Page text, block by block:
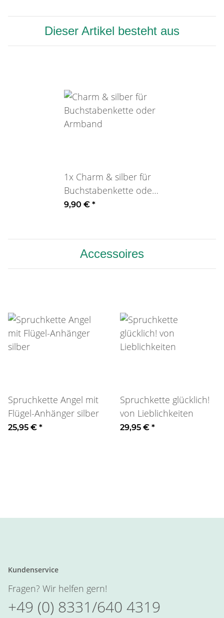
Dieser Artikel besteht aus
1x Charm & silber für
Buchstabenkette oder
Armband
9,90 € *
Accessoires
Spruchkette Angel mit
Flügel-Anhänger silber
25,95 € *
Spruchkette glücklich!
von Lieblichkeiten
29,95 € *
Kundenservice
Fragen? Wir helfen gern!
+49 (0) 8331/640 4319